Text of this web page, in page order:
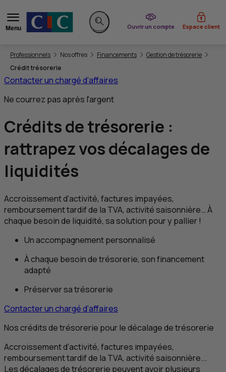
Menu
Rechercher sur le site
Ouvrir un compte
du CIC Espace client
Vous êtes ici:
Professionnels Nos offres Financements
Gestion de trésorerie
Crédit trésorerie
Contacter un chargé d’affaires
Ne courrez pas après l'argent
Crédits de trésorerie :
rattrapez vos décalages de
liquidités
Accroissement d’activité, factures impayées,
remboursement tardif de la TVA, activité saisonnière… À
chaque besoin de liquidité, sa solution pour y pallier !
Un accompagnement personnalisé
À chaque besoin de trésorerie, son financement
adapté
Préserver sa trésorerie
Contacter un chargé d’affaires
Nos crédits de trésorerie pour le décalage de trésorerie
Accroissement d’activité, factures impayées,
remboursement tardif de la TVA, activité saisonnière...
Les décalages de trésorerie peuvent avoir plusieurs